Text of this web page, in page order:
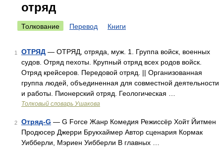
отряд
Толкование Перевод Книги
1 ОТРЯД — ОТРЯД, отряда, муж. 1. Группа войск, военных
судов. Отряд пехоты. Крупный отряд всех родов войск.
Отряд крейсеров. Передовой отряд. || Организованная
группа людей, объединенная для совместной деятельности
и работы. Пионерский отряд. Геологическая …
Толковый словарь Ушакова
2 Отряд-G — G Force Жанр Комедия Режиссёр Хойт Йитмен
Продюсер Джерри Брукхаймер Автор сценария Кормак
Уибберли, Мэриен Уибберли В главных …